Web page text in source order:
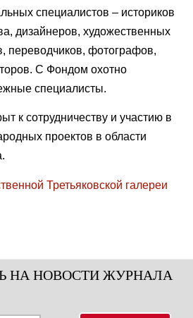
специалистов – историков
дизайнеров, художественных
переводчиков, фотографов,
С Фондом охотно
специалисты.
к сотрудничеству и участию в
проектов в области
НА НОВОСТИ ЖУРНАЛА